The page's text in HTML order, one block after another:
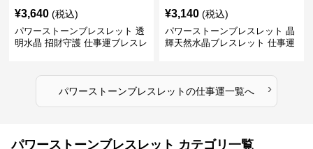
¥3,640 (税込)
パワーストーンブレスレット 透
明水晶 招財守護 仕事運ブレスレ
¥3,140 (税込)
パワーストーンブレスレット 晶
輝天然水晶ブレスレット 仕事運
パワーストーンブレスレットの仕事運一覧へ ›
パワーストーンブレスレット カテゴリ一覧